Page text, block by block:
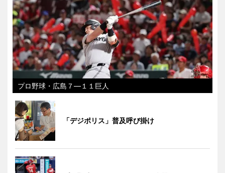
プロ野球・広島７―１１巨人
「デジポリス」普及呼び掛け